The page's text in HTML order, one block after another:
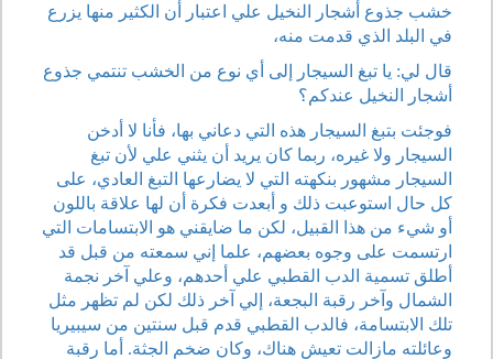
خشب جذوع أشجار النخيل علي اعتبار أن الكثير منها يزرع
في البلد الذي قدمت منه،
قال لي: يا تبغ السيجار إلى أي نوع من الخشب تنتمي جذوع
أشجار النخيل عندكم؟
فوجئت بتبغ السيجار هذه التي دعاني بها، فأنا لا أدخن
السيجار ولا غيره، ربما كان يريد أن يثني علي لأن تبغ
السيجار مشهور بنكهته التي لا يضارعها التبغ العادي، على
كل حال استوعبت ذلك و أبعدت فكرة أن لها علاقة باللون
أو شيء من هذا القبيل، لكن ما ضايقني هو الابتسامات التي
ارتسمت على وجوه بعضهم، علما إني سمعته من قبل قد
أطلق تسمية الدب القطبي علي أحدهم، وعلي آخر نجمة
الشمال وآخر رقبة البجعة، إلي آخر ذلك لكن لم تظهر مثل
تلك الابتسامة، فالدب القطبي قدم قبل سنتين من سيبيريا
وعائلته مازالت تعيش هناك، وكان ضخم الجثة. أما رقبة